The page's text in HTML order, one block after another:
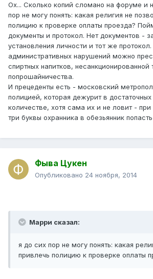
Ох... Сколько копий сломано на форуме и
пор не могу понять: какая религия не
полицию к проверке оплаты проезда?
документы и протокол. Нет документов -
установления личности и тот же
административных нарушений можно
спиртных напитков, несанкционированной
попрошайничества.
И прецеденты есть - московский
полицией, которая дежурит в
количестве, хотя сама их и не ловит - при
три буквы охранника в обезьянник
Фыва Цукен
Опубликовано 24 ноября, 2014
Марри сказал:
я до сих пор не могу понять: какая
привлечь полицию к проверке оплаты